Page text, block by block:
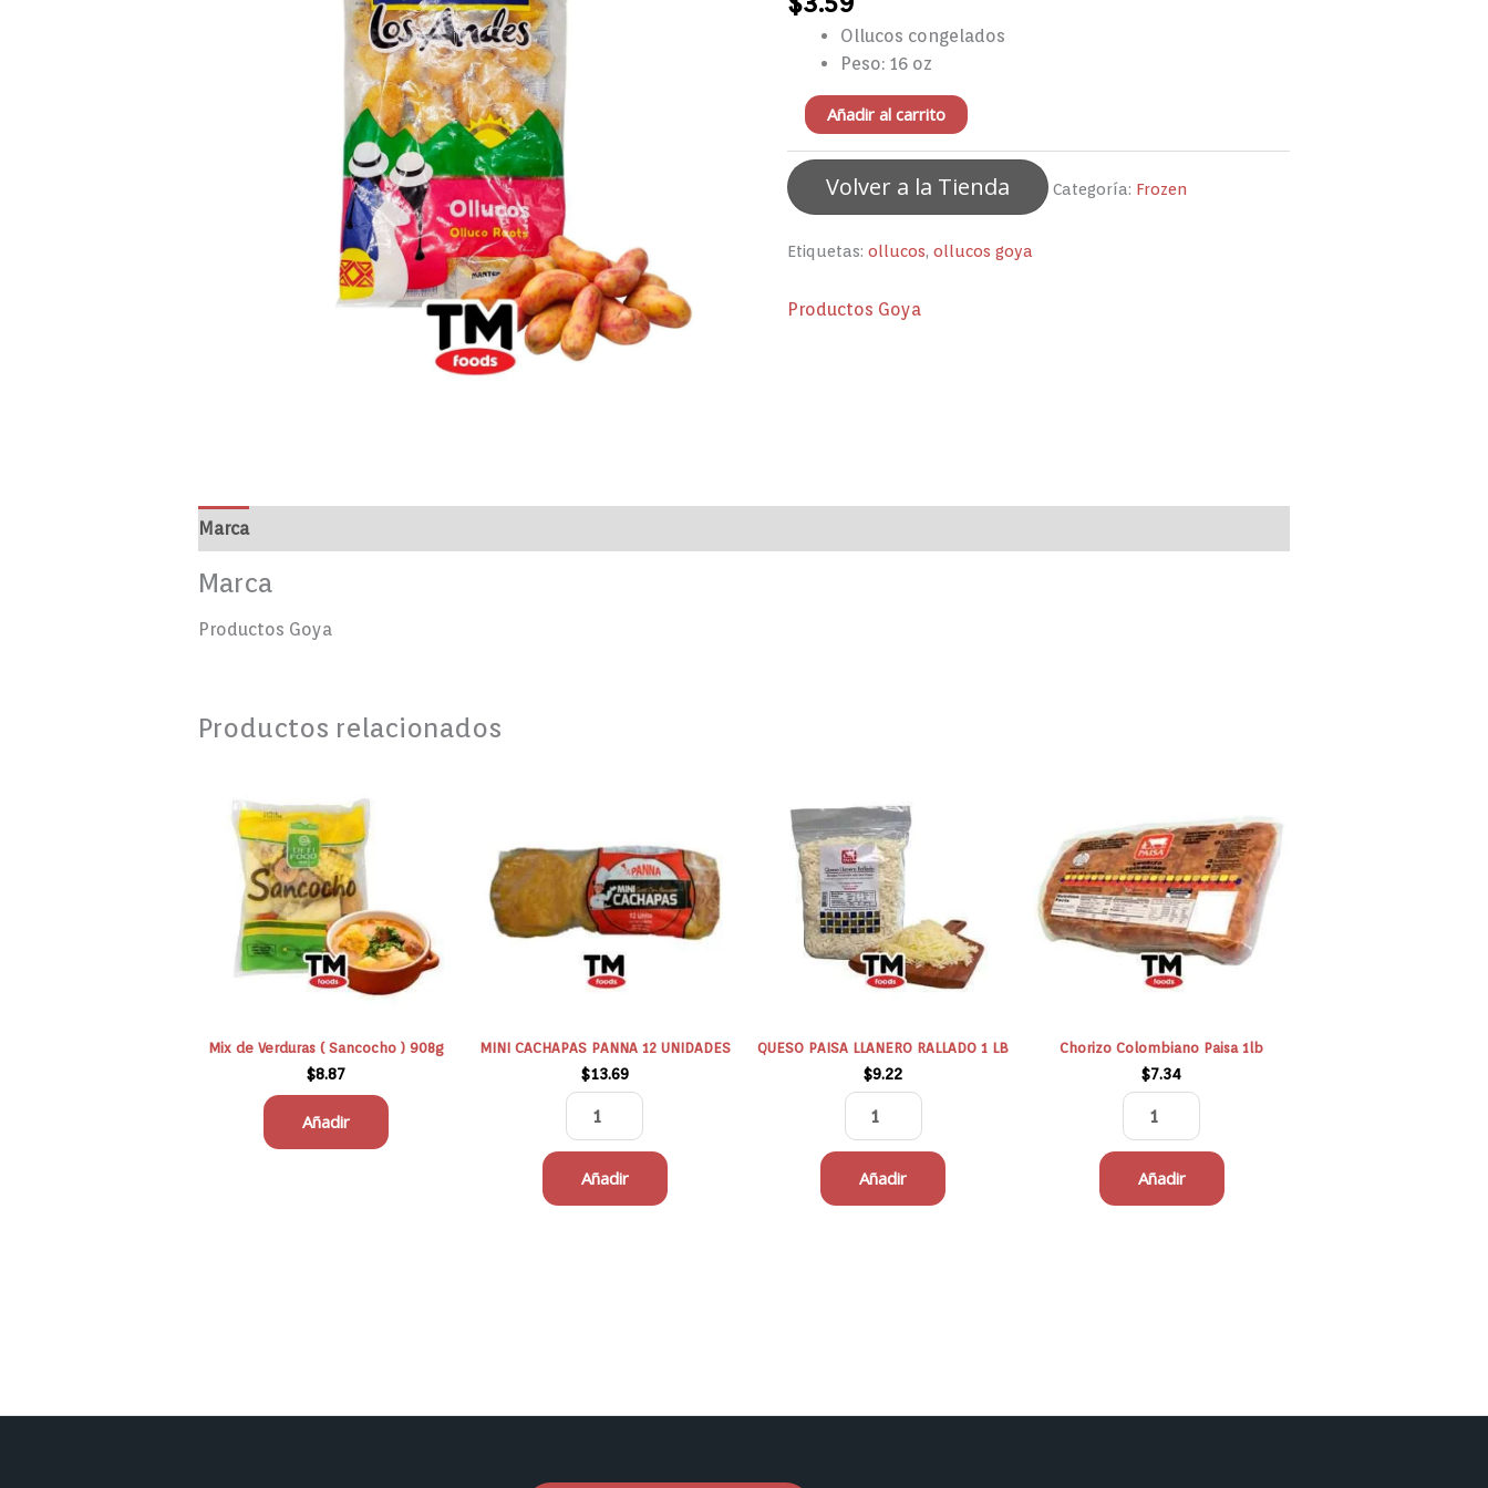
Ollucos congelados
Peso: 16 oz
16oz
cantidad
Añadir al carrito
Volver a la Tienda Categoría: Frozen
Etiquetas:ollucos,ollucos goya
Productos Goya
Marca
Marca
Productos Goya
Productos relacionados
Mix de Verduras ( Sancocho ) 908g
$8.87
Añadir
MINI CACHAPAS PANNA 12 UNIDADES
$13.69
12
UNIDADES
cantidad
Añadir
QUESO PAISA LLANERO RALLADO 1 LB
$9.22
PAISA
LLANERO
RALLADO
1
LB
cantidad
Añadir
Chorizo Colombiano Paisa 1lb
$7.34
Paisa
1lb
cantidad
Añadir